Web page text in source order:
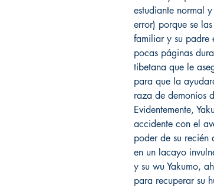
estudiante normal
error) porque se
familiar y su padre
pocas páginas
tibetana que le
para que la
raza de demonios
Evidentemente,
accidente con el
poder de su
en un lacayo
y su wu Yakumo,
para recuperar su